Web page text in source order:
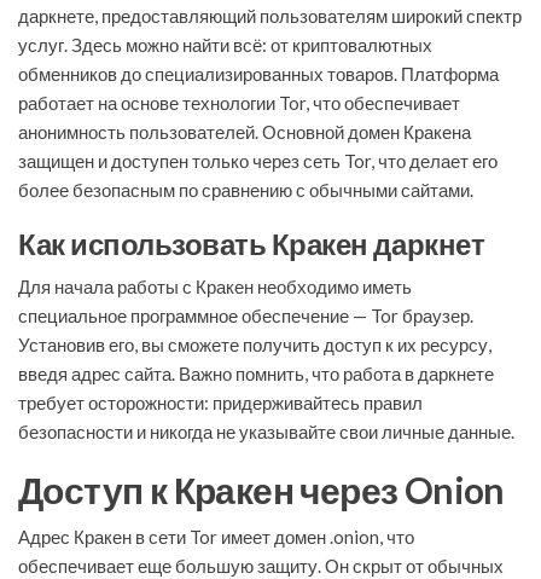
даркнете, предоставляющий пользователям широкий спектр
услуг. Здесь можно найти всё: от криптовалютных
обменников до специализированных товаров. Платформа
работает на основе технологии Tor, что обеспечивает
анонимность пользователей. Основной домен Кракена
защищен и доступен только через сеть Tor, что делает его
более безопасным по сравнению с обычными сайтами.
Как использовать Кракен даркнет
Для начала работы с Кракен необходимо иметь
специальное программное обеспечение — Tor браузер.
Установив его, вы сможете получить доступ к их ресурсу,
введя адрес сайта. Важно помнить, что работа в даркнете
требует осторожности: придерживайтесь правил
безопасности и никогда не указывайте свои личные данные.
Доступ к Кракен через Onion
Адрес Кракен в сети Tor имеет домен .onion, что
обеспечивает еще большую защиту. Он скрыт от обычных